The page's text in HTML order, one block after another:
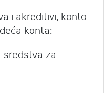
i akreditivi, konto
konta:
sredstva za